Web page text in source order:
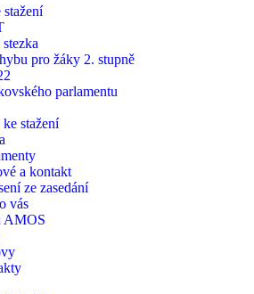
pro žáky 2. stupně
parlamentu
stažení
a kontakt
ze zasedání
vás
AMOS